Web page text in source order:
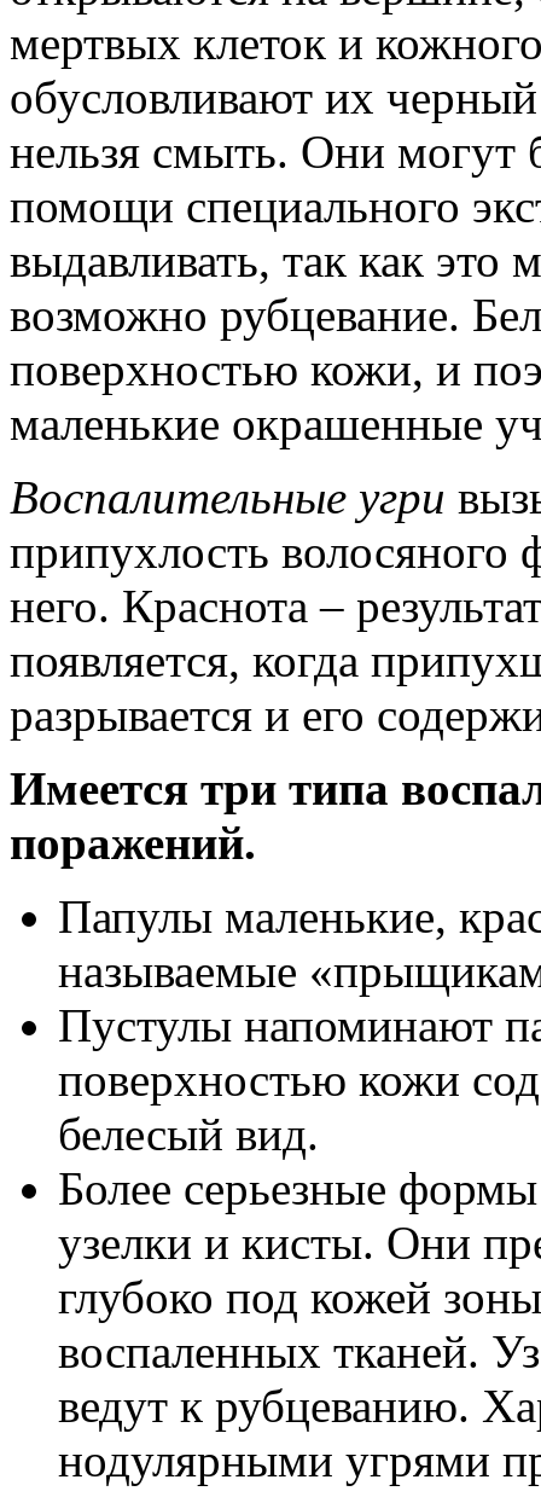
мертвых клеток и
обусловливают их
нельзя смыть. Они могут
помощи специального
выдавливать, так как это
возможно рубцевание.
поверхностью кожи, и
маленькие окрашенные
Воспалительные угри
припухлость волосяного
него. Краснота –
появляется, когда
разрывается и его
Имеется три типа
поражений.
Папулы маленькие,
называемые
Пустулы напоминают
поверхностью кожи
белесый вид.
Более серьезные
узелки и кисты. Они
глубоко под кожей
воспаленных тканей.
ведут к рубцеванию.
нодулярными угрями